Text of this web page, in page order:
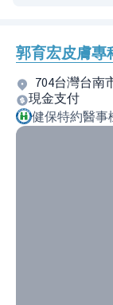
郭育宏皮膚專
704台灣台南
現金支付
健保特約醫事